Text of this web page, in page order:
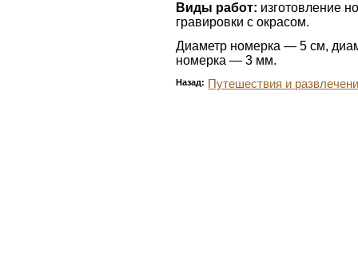
Виды работ: изготовление
гравировки с окрасом.
Диаметр номерка — 5 см,
номерка — 3 мм.
Назад: Путешествия и